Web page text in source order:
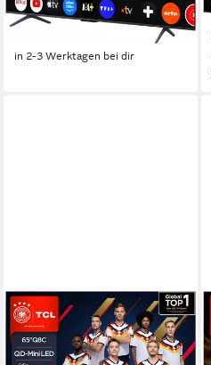
20,87 €mtl. in 48 Raten
in 2-3 Werktagen bei dir